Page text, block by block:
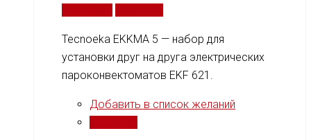
Tecnoeka EKKMA 5 — набор для
установки друг на друга электрических
пароконвектоматов EKF 621.
Добавить в список желаний